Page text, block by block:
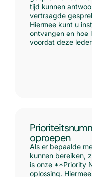
tijd kunnen
vertraagde
Hiermee kunt u
ontvangen en hoe
voordat deze
oproepen
Als er bepaalde
kunnen bereiken,
is onze **Priority
oplossing.